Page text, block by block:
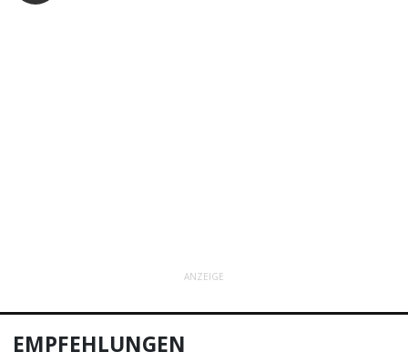
ANZEIGE
EMPFEHLUNGEN